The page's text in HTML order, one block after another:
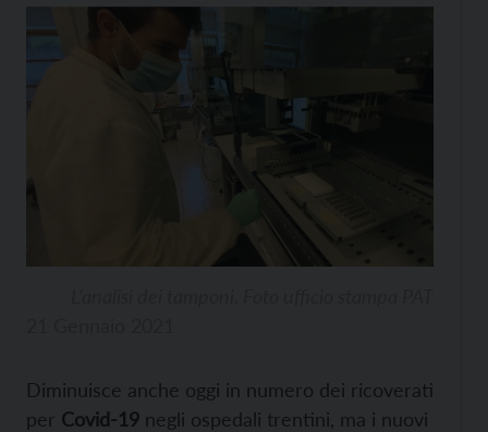
Diminuisce anche oggi in numero dei ricoverati
per Covid-19 negli ospedali trentini, ma i nuovi